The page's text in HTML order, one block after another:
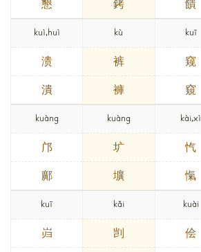
懇 銬 饋
kuì,huì
溃
潰
kù
裤
褲
kuī
窥
窺
kuàng
邝
鄺
kuàng
圹
壙
kài,xì
忾
愾
kuī
岿
kǎi
剀
kuài
侩